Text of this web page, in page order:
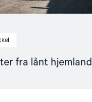
fra lånt hjemland